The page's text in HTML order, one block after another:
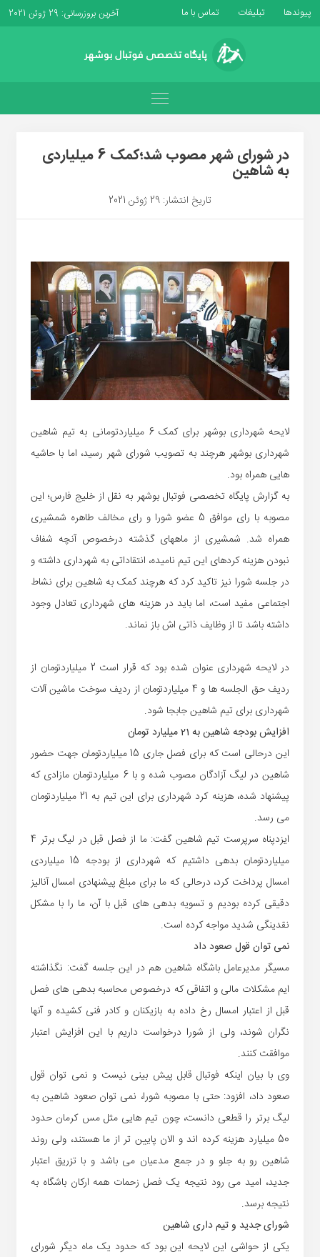
پیوندها تبلیغات تماس با ما آخرین بروزرسانی: 29 ژوئن 2021
در شورای شهر مصوب شد؛کمک 6 میلیاردی
به شاهین
تاریخ انتشار: 29 ژوئن 2021
لایحه شهرداری بوشهر برای کمک 6 میلیاردتومانی به تیم شاهین
شهرداری بوشهر هرچند به تصویب شورای شهر رسید، اما با حاشیه
هایی همراه بود.
به گزارش پایگاه تخصصی فوتبال بوشهر به نقل از خلیج فارس؛ این
مصوبه با رای موافق 5 عضو شورا و رای مخالف طاهره شمشیری
همراه شد. شمشیری از ماههای گذشته درخصوص آنچه شفاف
نبودن هزینه کردهای این تیم نامیده، انتقاداتی به شهرداری داشته و
در جلسه شورا نیز تاکید کرد که هرچند کمک به شاهین برای نشاط
اجتماعی مفید است، اما باید در هزینه های شهرداری تعادل وجود
داشته باشد تا از وظایف ذاتی اش باز نماند.
در لایحه شهرداری عنوان شده بود که قرار است 2 میلیاردتومان از
ردیف حق الجلسه ها و 4 میلیاردتومان از ردیف سوخت ماشین آلات
شهرداری برای تیم شاهین جابجا شود.
افزایش بودجه شاهین به 21 میلیارد تومان
این درحالی است که برای فصل جاری 15 میلیاردتومان جهت حضور
شاهین در لیگ آزادگان مصوب شده و با 6 میلیاردتومان مازادی که
پیشنهاد شده، هزینه کرد شهرداری برای این تیم به 21 میلیاردتومان
می رسد.
ایزدپناه سرپرست تیم شاهین گفت: ما از فصل قبل در لیگ برتر 4
میلیاردتومان بدهی داشتیم که شهرداری از بودجه 15 میلیاردی
امسال پرداخت کرد، درحالی که ما برای مبلغ پیشنهادی امسال آنالیز
دقیقی کرده بودیم و تسویه بدهی های قبل با آن، ما را با مشکل
نقدینگی شدید مواجه کرده است.
نمی توان قول صعود داد
مسیگر مدیرعامل باشگاه شاهین هم در این جلسه گفت: نگذاشته
ایم مشکلات مالی و اتفاقی که درخصوص محاسبه بدهی های فصل
قبل از اعتبار امسال رخ داده به بازیکنان و کادر فنی کشیده و آنها
نگران شوند، ولی از شورا درخواست داریم با این افزایش اعتبار
موافقت کنند.
وی با بیان اینکه فوتبال قابل پیش بینی نیست و نمی توان قول
صعود داد، افزود: حتی با مصوبه شورا، نمی توان صعود شاهین به
لیگ برتر را قطعی دانست، چون تیم هایی مثل مس کرمان حدود
50 میلیارد هزینه کرده اند و الان پایین تر از ما هستند، ولی روند
شاهین رو به جلو و در جمع مدعیان می باشد و با تزریق اعتبار
جدید، امید می رود نتیجه یک فصل زحمات همه ارکان باشگاه به
نتیجه برسد.
شورای جدید و تیم داری شاهین
یکی از حواشی این لایحه این بود که حدود یک ماه دیگر شورای